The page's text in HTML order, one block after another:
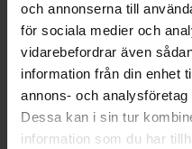
och annonserna till
för sociala medier och
vidarebefordrar även
information från din enhet
annons- och
Dessa kan i sin tur
information som du har